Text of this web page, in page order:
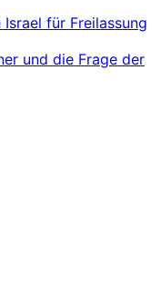
für Freilassung
und die Frage der